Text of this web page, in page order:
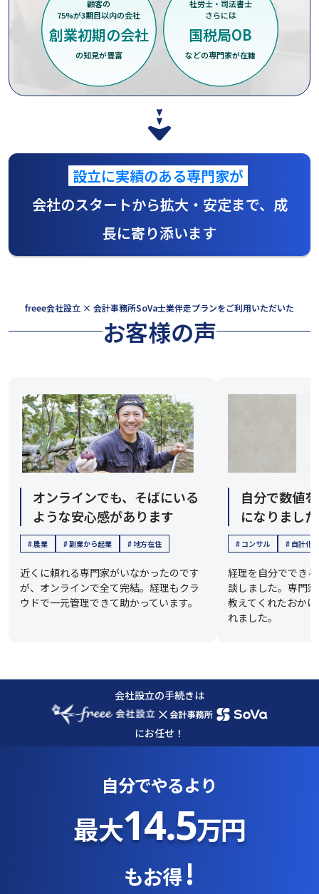
顧客の
75%が3期目以内の会社
創業初期の会社
の知見が豊富
社労士・司法書士
さらには
国税局OB
などの専門家が在籍
設立に実績のある専門家が
会社のスタートから拡大・安定まで、成
長に寄り添います
freee会社設立 × 会計事務所SoVa士業伴走プランをご利用いただいた
お客様の声
オンラインでも、そばにいる
ような安心感があります
# 農業 # 副業から起業 # 地方在住
近くに頼れる専門家がいなかったのです
が、オンラインで全て完結。経理もクラ
ウドで一元管理できて助かっています。
自分で数値
になりました
# コンサル # 自計化
経理を自分ででき
談しました。専門
教えてくれたおか
れました。
会社設立の手続きは
×
にお任せ！
自分でやるより
最大14.5万円
もお得 !